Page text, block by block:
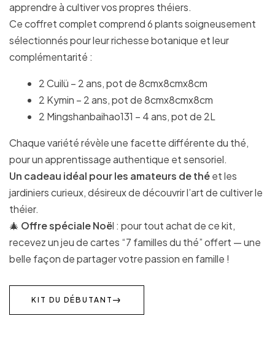
apprendre à cultiver vos propres théiers.
Ce coffret complet comprend 6 plants soigneusement
sélectionnés pour leur richesse botanique et leur
complémentarité :
2 Cuilü – 2 ans, pot de 8cmx8cmx8cm
2 Kymin – 2 ans, pot de 8cmx8cmx8cm
2 Mingshanbaihao131 – 4 ans, pot de 2L
Chaque variété révèle une facette différente du thé,
pour un apprentissage authentique et sensoriel.
Un cadeau idéal pour les amateurs de théet les
jardiniers curieux, désireux de découvrir l’art de cultiver le
théier.
🎄 Offre spéciale Noël : pour tout achat de ce kit,
recevez un jeu de cartes “7 familles du thé” offert — une
belle façon de partager votre passion en famille !
KIT DU DÉBUTANT